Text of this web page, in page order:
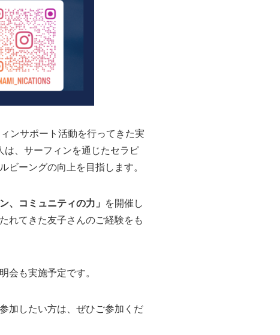
ンサポート活動を行ってきた実
、サーフィンを通じたセラピ
ーングの向上を目指します。
、コミュニティの力」 を開催し
れてきた友子さんのご経験をも
も実施予定です。
加したい方は、ぜひご参加くだ